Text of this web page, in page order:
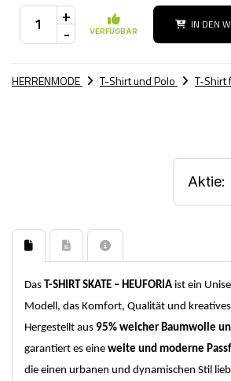
+
- VERFÜGBAR IN DEN
HERRENMODE T-Shirt und Polo T-Shirt
Aktie:
Das T-SHIRT SKATE – HEUFORIA ist ein
Modell, das Komfort, Qualität und
Hergestellt aus 95% weicher Baumwolle
garantiert es eine weite und moderne
die einen urbanen und dynamischen Stil